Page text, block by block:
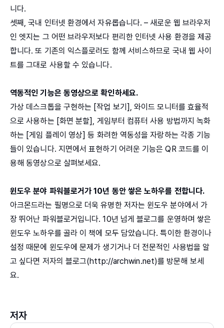
니다.
셋째, 국내 인터넷 환경에서 자유롭습니다. – 새로운 웹 브라우저
인 엣지는 그 어떤 브라우저보다 편리한 인터넷 사용 환경을 제공
합니다. 또 기존의 익스플로러도 함께 서비스하므로 국내 웹 사이
트를 그대로 사용할 수 있습니다.
역동적인 기능은 동영상으로 확인하세요.
가상 데스크톱을 구현하는 [작업 보기], 와이드 모니터를 효율적
으로 사용하는 [화면 분할], 게임부터 컴퓨터 사용 방법까지 녹화
하는 [게임 플레이 영상] 등 화려한 역동성을 자랑하는 각종 기능
들이 있습니다. 지면에서 표현하기 어려운 기능은 QR 코드를 이
용해 동영상으로 살펴보세요.
윈도우 분야 파워블로거가 10년 동안 쌓은 노하우를 전합니다.
아크몬드라는 필명으로 더욱 유명한 저자는 윈도우 분야에서 가
장 뛰어난 파워블로거입니다. 10년 넘게 블로그를 운영하며 쌓은
윈도우 노하우를 골라 이 책에 모두 담았습니다. 특이한 환경이나
설정 때문에 윈도우에 문제가 생기거나 더 전문적인 사용법을 알
고 싶다면 저자의 블로그(http://archwin.net)를 방문해 보세
요.
저자